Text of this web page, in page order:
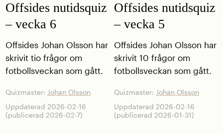
Offsides nutidsquiz
– vecka 6
Offsides Johan Olsson har
skrivit tio frågor om
fotbollsveckan som gått.
Quizmaster: Johan Olsson
Uppdaterad 2026-02-16
(publicerad 2026-02-7)
Offsides nutidsquiz
– vecka 5
Offsides Johan Olsson har
skrivit 10 frågor om
fotbollsveckan som gått.
Quizmaster: Johan Olsson
Uppdaterad 2026-02-16
(publicerad 2026-01-31)